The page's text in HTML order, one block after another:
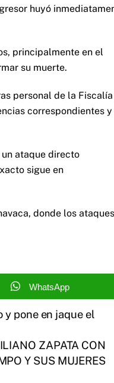
huyó
principalmente en el
su muerte.
personal de la Fiscalía
correspondientes y
ataque directo
sigue en
donde los ataques
WhatsApp
y pone en jaque el
ZAPATA CON
Y SUS MUJERES